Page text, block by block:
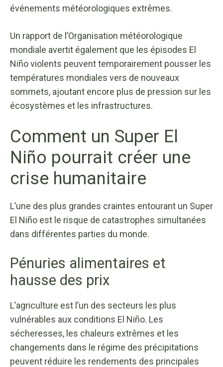
événements météorologiques extrêmes.
Un rapport de l’Organisation météorologique
mondiale avertit également que les épisodes El
Niño violents peuvent temporairement pousser les
températures mondiales vers de nouveaux
sommets, ajoutant encore plus de pression sur les
écosystèmes et les infrastructures.
Comment un Super El
Niño pourrait créer une
crise humanitaire
L’une des plus grandes craintes entourant un Super
El Niño est le risque de catastrophes simultanées
dans différentes parties du monde.
Pénuries alimentaires et
hausse des prix
L’agriculture est l’un des secteurs les plus
vulnérables aux conditions El Niño. Les
sécheresses, les chaleurs extrêmes et les
changements dans le régime des précipitations
peuvent réduire les rendements des principales